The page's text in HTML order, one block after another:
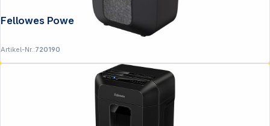
Fellowes Powershred LX 50 schwarz
Artikel-Nr.:720190